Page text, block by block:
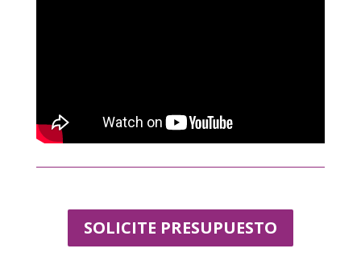
SOLICITE PRESUPUESTO